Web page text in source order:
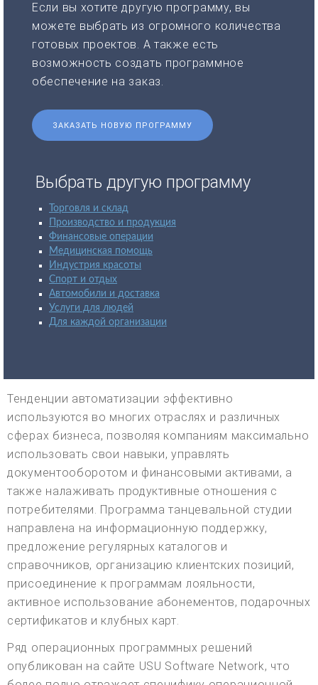
Если вы хотите другую программу, вы
можете выбрать из огромного количества
готовых проектов. А также есть
возможность создать программное
обеспечение на заказ.
ЗАКАЗАТЬ НОВУЮ ПРОГРАММУ
Выбрать другую программу
Торговля и склад
Производство и продукция
Финансовые операции
Медицинская помощь
Индустрия красоты
Спорт и отдых
Автомобили и доставка
Услуги для людей
Для каждой организации
Тенденции автоматизации эффективно
используются во многих отраслях и различных
сферах бизнеса, позволяя компаниям максимально
использовать свои навыки, управлять
документооборотом и финансовыми активами, а
также налаживать продуктивные отношения с
потребителями. Программа танцевальной студии
направлена на информационную поддержку,
предложение регулярных каталогов и
справочников, организацию клиентских позиций,
присоединение к программам лояльности,
активное использование абонементов, подарочных
сертификатов и клубных карт.
Ряд операционных программных решений
опубликован на сайте USU Software Network, что